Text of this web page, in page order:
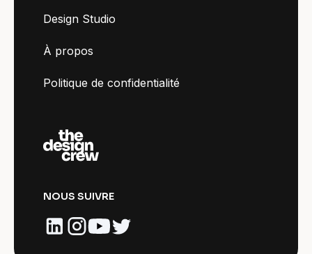
Design Studio
À propos
Politique de confidentialité
NOUS SUIVRE